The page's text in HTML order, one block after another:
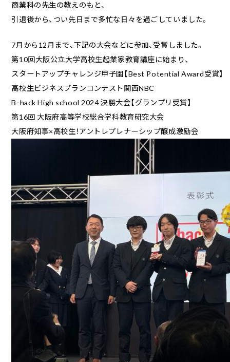
商業科の先生の教えのもと、
引退後から、つい先日まで多忙な日々を過ごしていました。
7月から12月まで、下記の大会などに参加、受賞しました。
第10回大阪公立大学高校生起業家教育講座に始まり、
スタートアップチャレンジ甲子園【Best Potential Award受賞】
高校生ビジネスプランコンテスト関西NBC
B-hack High school 2024 決勝大会【グランプリ受賞】
第16回 大阪府高等学校総合学科教育研究大会
大阪府知事×高校生！アントレプレナーシップ醸成激励会